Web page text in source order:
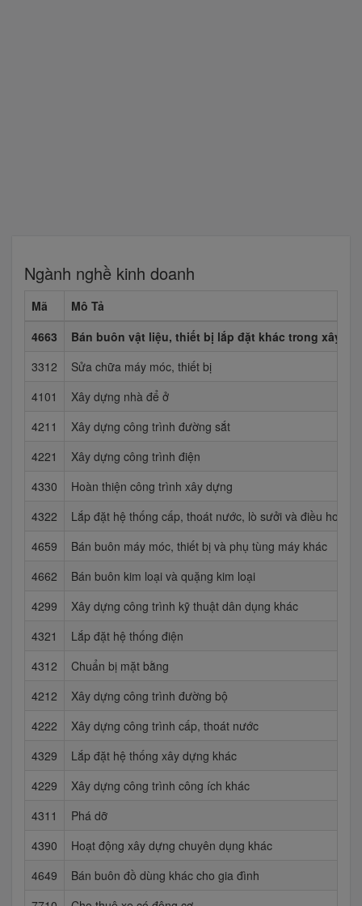
Ngành nghề kinh doanh
Mã
Mô Tả
4663
Bán buôn vật liệu, thiết bị lắp đặt khác trong xây
3312
Sửa chữa máy móc, thiết bị
4101
Xây dựng nhà để ở
4211
Xây dựng công trình đường sắt
4221
Xây dựng công trình điện
4330
Hoàn thiện công trình xây dựng
4322
Lắp đặt hệ thống cấp, thoát nước, lò sưởi và điều hoà
4659
Bán buôn máy móc, thiết bị và phụ tùng máy khác
4662
Bán buôn kim loại và quặng kim loại
4299
Xây dựng công trình kỹ thuật dân dụng khác
4321
Lắp đặt hệ thống điện
4312
Chuẩn bị mặt bằng
4212
Xây dựng công trình đường bộ
4222
Xây dựng công trình cấp, thoát nước
4329
Lắp đặt hệ thống xây dựng khác
4229
Xây dựng công trình công ích khác
4311
Phá dỡ
4390
Hoạt động xây dựng chuyên dụng khác
4649
Bán buôn đồ dùng khác cho gia đình